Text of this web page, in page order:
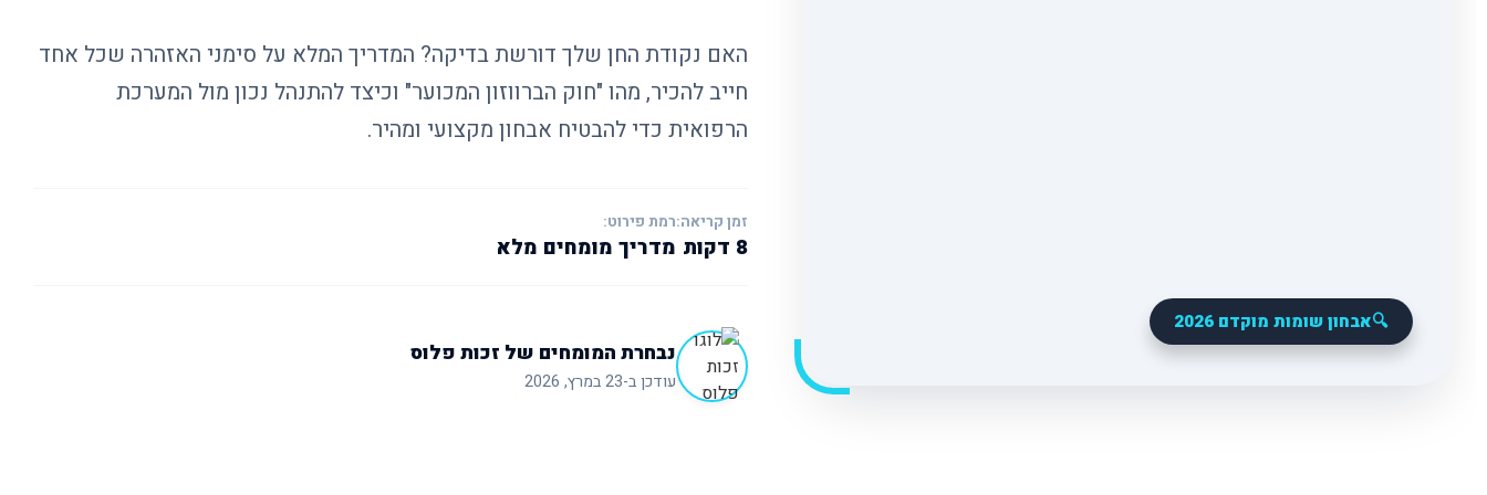
🔍אבחון שומות מוקדם 2026
האם נקודת החן שלך דורשת בדיקה? המדריך המלא על סימני האזהרה שכל אחד
חייב להכיר, מהו "חוק הברווזון המכוער" וכיצד להתנהל נכון מול המערכת
הרפואית כדי להבטיח אבחון מקצועי ומהיר.
זמן קריאה:
8 דקות
רמת פירוט:
מדריך מומחים מלא
נבחרת המומחים של זכות פלוס
עודכן ב-23 במרץ, 2026